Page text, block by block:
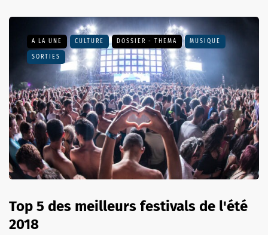
A LA UNE CULTURE DOSSIER - THEMA MUSIQUE
SORTIES
Top 5 des meilleurs festivals de l'été
2018